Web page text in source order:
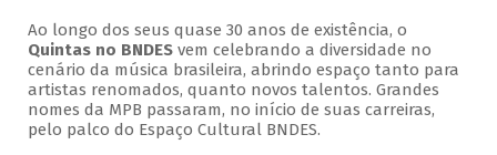
Ao longo dos seus quase 30 anos de existência, o
Quintas no BNDESvem celebrando a diversidade no
cenário da música brasileira, abrindo espaço tanto para
artistas renomados, quanto novos talentos. Grandes
nomes da MPB passaram, no início de suas carreiras,
pelo palco do Espaço Cultural BNDES.